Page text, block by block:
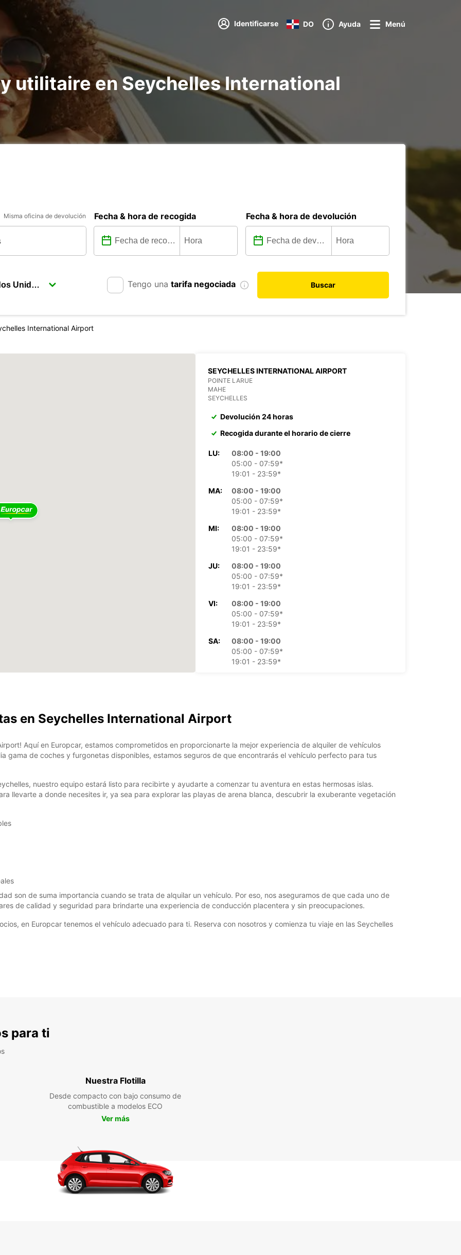
Identificarse DO Ayuda Menú
utilitaire en Seychelles International
Misma oficina de devolución Fecha & hora de recogida Fecha & hora de devolución
Tengo una tarifa negociada Buscar
International Airport
SEYCHELLES INTERNATIONAL AIRPORT
POINTE LARUE
MAHE
SEYCHELLES
Devolución 24 horas
Recogida durante el horario de cierre
LU:
08:00 - 19:00
05:00 - 07:59*
19:01 - 23:59*
MA:
08:00 - 19:00
05:00 - 07:59*
19:01 - 23:59*
MI:
08:00 - 19:00
05:00 - 07:59*
19:01 - 23:59*
JU:
08:00 - 19:00
05:00 - 07:59*
19:01 - 23:59*
VI:
08:00 - 19:00
05:00 - 07:59*
19:01 - 23:59*
SA:
08:00 - 19:00
05:00 - 07:59*
19:01 - 23:59*
*Con cargos extras
Estos horarios de apertura pueden variar debido a los
Cómo llegar
en Seychelles International Airport
Aquí en Europcar, estamos comprometidos en proporcionarte la mejor experiencia de alquiler de vehículos
gama de coches y furgonetas disponibles, estamos seguros de que encontrarás el vehículo perfecto para tus
nuestro equipo estará listo para recibirte y ayudarte a comenzar tu aventura en estas hermosas islas.
llevarte a donde necesites ir, ya sea para explorar las playas de arena blanca, descubrir la exuberante vegetación
son de suma importancia cuando se trata de alquilar un vehículo. Por eso, nos aseguramos de que cada uno de
de calidad y seguridad para brindarte una experiencia de conducción placentera y sin preocupaciones.
en Europcar tenemos el vehículo adecuado para ti. Reserva con nosotros y comienza tu viaje en las Seychelles
para ti
Nuestra Flotilla
Desde compacto con bajo consumo de
combustible a modelos ECO
Ver más